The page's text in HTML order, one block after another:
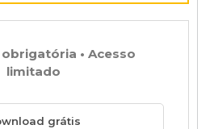
• Acesso
limitado
grátis